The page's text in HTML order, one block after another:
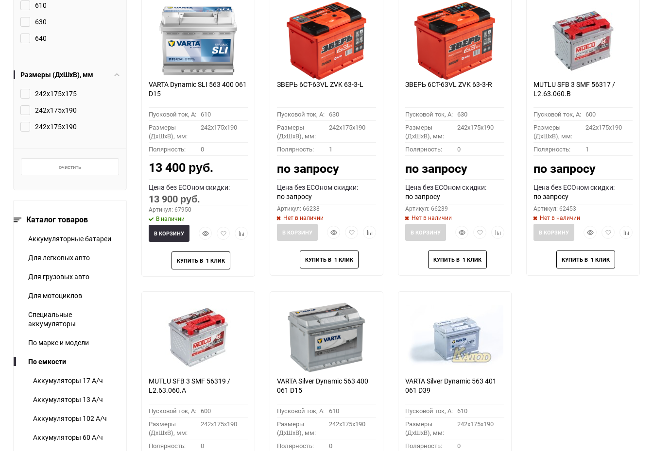
610
630
640
Размеры (ДхШхВ), мм
242x175x175
242x175x190
242х175х190
очистить
Каталог товаров
Аккумуляторные батареи
Для легковых авто
Для грузовых авто
Для мотоциклов
Специальные
аккумуляторы
По марке и модели
По емкости
Аккумуляторы 17 А/ч
Аккумуляторы 13 А/ч
Аккумуляторы 102 А/ч
Аккумуляторы 60 А/ч
VARTA Dynamic SLI 563 400 061
D15
Пусковой ток, A: 610
Размеры
(ДхШхВ), мм:
242х175х190
Полярность: 0
13 400 руб.
Цена без ECOном скидки:
13 900 руб.
Артикул: 67950
В наличии
БыстрыйДобавить
избранное
Добавить
В КОРЗИНУ
ЗВЕРЬ 6СТ-63VL ZVK 63-3-L
Пусковой ток, A: 630
Размеры
(ДхШхВ), мм:
242x175x190
Полярность: 1
по запросу
Цена без ECOном скидки:
по запросу
Артикул: 66238
Нет в наличии
БыстрыйДобавить
избранное
Добавить
В КОРЗИНУ
ЗВЕРЬ 6СТ-63VL ZVK 63-3-R
Пусковой ток, A: 630
Размеры
(ДхШхВ), мм:
242x175x190
Полярность: 0
по запросу
Цена без ECOном скидки:
по запросу
Артикул: 66239
Нет в наличии
БыстрыйДобавить
избранное
Добавить
В КОРЗИНУ
MUTLU SFB 3 SMF 56317 /
L2.63.060.B
Пусковой ток, A: 600
Размеры
(ДхШхВ), мм:
242x175x190
Полярность: 1
по запросу
Цена без ECOном скидки:
по запросу
Артикул: 62453
Нет в наличии
БыстрыйДобавить
избранное
Добавить
В КОРЗИНУ
MUTLU SFB 3 SMF 56319 /
L2.63.060.A
Пусковой ток, A: 600
Размеры
(ДхШхВ), мм:
242x175x190
Полярность: 0
VARTA Silver Dynamic 563 400
061 D15
Пусковой ток, A: 610
Размеры
(ДхШхВ), мм:
242x175x190
Полярность: 0
VARTA Silver Dynamic 563 401
061 D39
Пусковой ток, A: 610
Размеры
(ДхШхВ), мм:
242x175x190
Полярность: 0